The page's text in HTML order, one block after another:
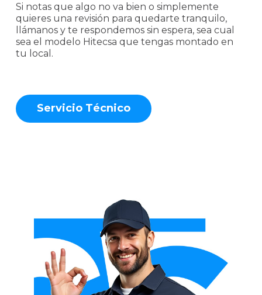
Si notas que algo no va bien o simplemente
quieres una revisión para quedarte tranquilo,
llámanos y te respondemos sin espera, sea cual
sea el modelo Hitecsa que tengas montado en
tu local.
Servicio Técnico